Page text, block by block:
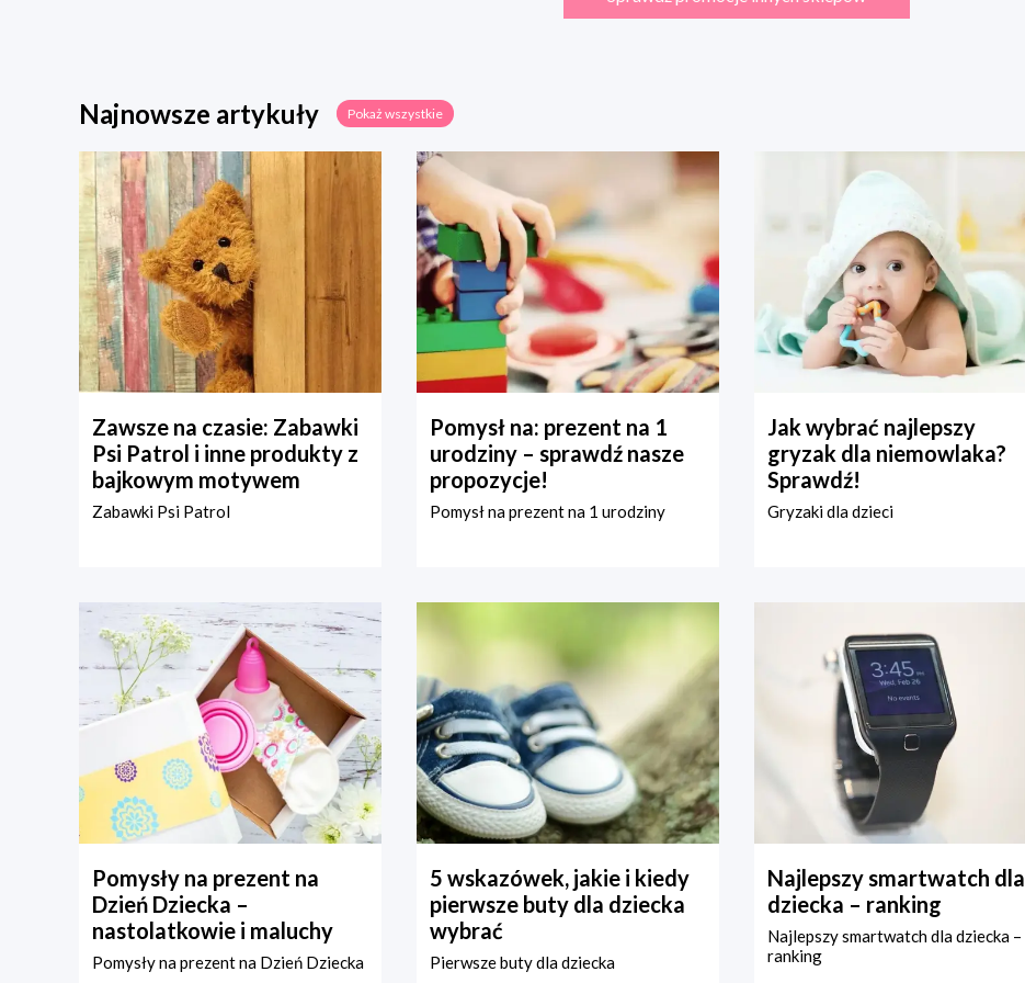
Najnowsze artykuły Pokaż wszystkie
Zawsze na czasie: Zabawki
Psi Patrol i inne produkty z
bajkowym motywem
Zabawki Psi Patrol
Pomysł na: prezent na 1
urodziny – sprawdź nasze
propozycje!
Pomysł na prezent na 1 urodziny
Jak wybrać najlepszy
gryzak dla niemowlaka?
Sprawdź!
Gryzaki dla dzieci
Pomysły na prezent na
Dzień Dziecka –
nastolatkowie i maluchy
Pomysły na prezent na Dzień Dziecka
5 wskazówek, jakie i kiedy
pierwsze buty dla dziecka
wybrać
Pierwsze buty dla dziecka
Najlepszy smartwatch dla
dziecka – ranking
Najlepszy smartwatch dla dziecka –
ranking